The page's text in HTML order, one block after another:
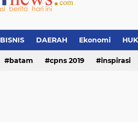
BISNIS DAERAH Ekonomi
batam cpns 2019 inspirasi